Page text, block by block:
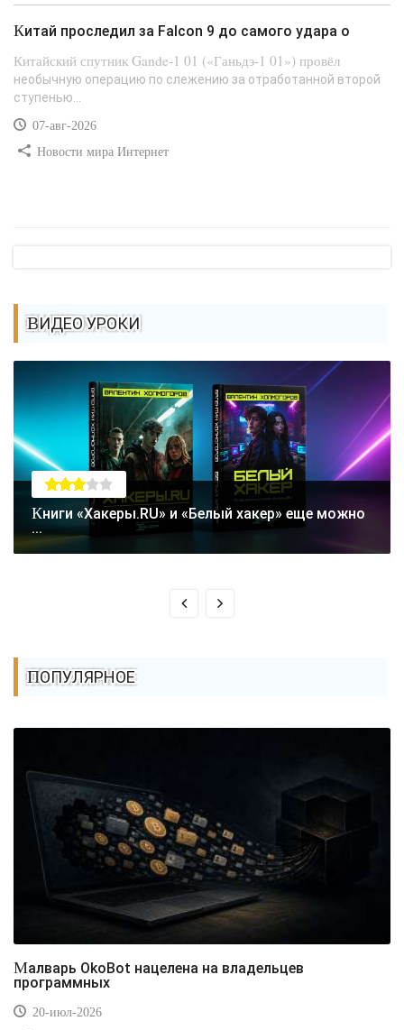
Китай проследил за Falcon 9 до самого удара о
Китайский спутник Gande-1 01 («Ганьдэ-1 01») провёл
необычную операцию по слежению за отработанной второй
ступенью...
07-авг-2026
Новости мира Интернет
ВИДЕО УРОКИ
Книги «Хакеры.RU» и «Белый хакер» еще можно
...
ПОПУЛЯРНОЕ
Малварь OkoBot нацелена на владельцев
программных
20-июл-2026